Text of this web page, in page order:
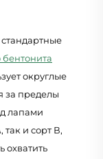
округлые
за пределы
лапами
и сорт В,
охватить